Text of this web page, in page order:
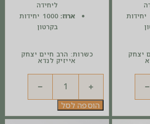
1000 יחידות
יצחק
ליחידה
ארוז:
1000 יחידות
בקרטון
כשרות: הרב חיים יצחק
אייזיק לנדא
הוספה לסל